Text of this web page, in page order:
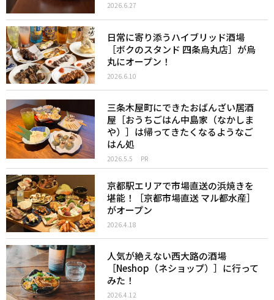
2026.6.27
日常に寄り添うハイブリッド酒場
［ボクのスタンド 四条烏丸店］が烏
丸にオープン！
2026.6.10
三条木屋町にできたおばんざい居酒
屋［おうちごはん中島家（なかしま
や）］は帰ってきたくなるようなご
はん処
2026.5.5 PR
京都駅エリアで市場直送の浜焼きを
堪能！［京都市場直送 マル都水産］
がオープン
2026.4.18
人気が絶えない西大路の酒場
［Neshop（ネショップ）］に行って
みた！
2026.4.12